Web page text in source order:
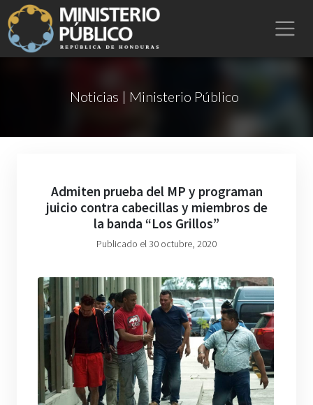
Noticias | Ministerio Público
Admiten prueba del MP y programan
juicio contra cabecillas y miembros de
la banda “Los Grillos”
Publicado el 30 octubre, 2020